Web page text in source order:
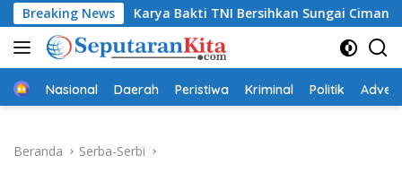
Langsung
ke
konten
Breaking News
Karya Bakti TNI Bersihkan Sungai Cimandiri, Dukung
Beranda
Nasional Daerah Peristiwa Kriminal Politik
Beranda Serba-Serbi